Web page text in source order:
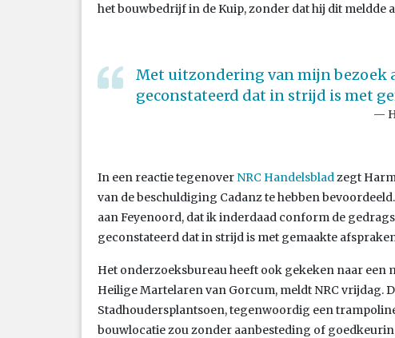
het bouwbedrijf in de Kuip, zonder dat hij dit meldde
Met uitzondering van mijn bezoek
geconstateerd dat in strijd is met
In een reactie tegenover NRC Handelsblad zegt
van de beschuldiging Cadanz te hebben
aan Feyenoord, dat ik inderdaad conform de
geconstateerd dat in strijd is met gemaakte
Het onderzoeksbureau heeft ook gekeken naar een
Heilige Martelaren van Gorcum, meldt NRC vrijdag.
Stadhoudersplantsoen, tegenwoordig een
bouwlocatie zou zonder aanbesteding of